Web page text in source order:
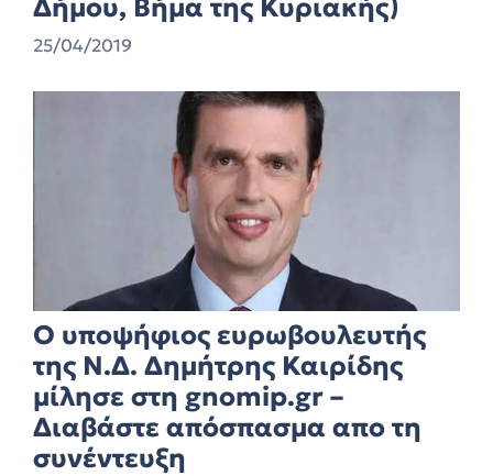
Δήμου, Βήμα της Κυριακής)
25/04/2019
Ο υποψήφιος ευρωβουλευτής
της Ν.Δ. Δημήτρης Καιρίδης
μίλησε στη gnomip.gr –
Διαβάστε απόσπασμα απο τη
συνέντευξη